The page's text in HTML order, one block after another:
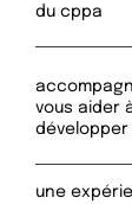
du cppa
vous aider
une